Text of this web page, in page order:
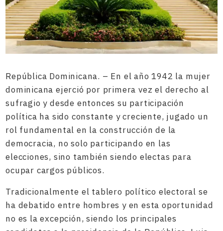
República Dominicana. – En el año 1942 la mujer
dominicana ejerció por primera vez el derecho al
sufragio y desde entonces su participación
política ha sido constante y creciente, jugado un
rol fundamental en la construcción de la
democracia, no solo participando en las
elecciones, sino también siendo electas para
ocupar cargos públicos.
Tradicionalmente el tablero político electoral se
ha debatido entre hombres y en esta oportunidad
no es la excepción, siendo los principales